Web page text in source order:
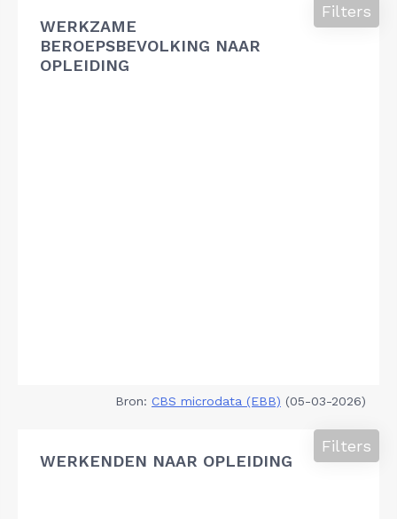
WERKZAME
BEROEPSBEVOLKING NAAR
OPLEIDING
Filters
Bron: CBS microdata (EBB) (05-03-2026)
WERKENDEN NAAR OPLEIDING
Filters